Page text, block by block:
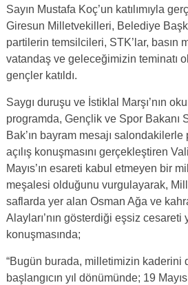
Sayın Mustafa Koç’un katılımıyla
Giresun Milletvekilleri, Belediye
partilerin temsilcileri, STK’lar, basın
vatandaş ve geleceğimizin teminatı
gençler katıldı.
Saygı duruşu ve İstiklal Marşı’nın
programda, Gençlik ve Spor Bakanı
Bak’ın bayram mesajı salondakilerle
açılış konuşmasını gerçekleştiren
Mayıs’ın esareti kabul etmeyen bir
meşalesi olduğunu vurgulayarak,
saflarda yer alan Osman Ağa ve
Alayları’nın gösterdiği eşsiz cesareti
konuşmasında;
“Bugün burada, milletimizin kaderini
başlangıcın yıl dönümünde; 19